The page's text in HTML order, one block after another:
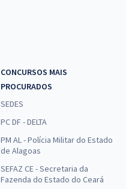
CONCURSOS MAIS
PROCURADOS
SEDES
PC DF - DELTA
PM AL - Polícia Militar do Estado
de Alagoas
SEFAZ CE - Secretaria da
Fazenda do Estado do Ceará